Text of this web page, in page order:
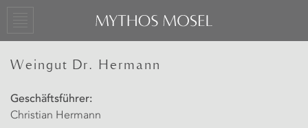
Weingut Dr. Hermann
Geschäftsführer:
Christian Hermann